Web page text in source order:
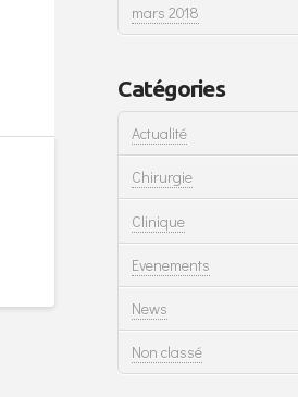
mars 2018
Catégories
Actualité
Chirurgie
Clinique
Evenements
News
Non classé